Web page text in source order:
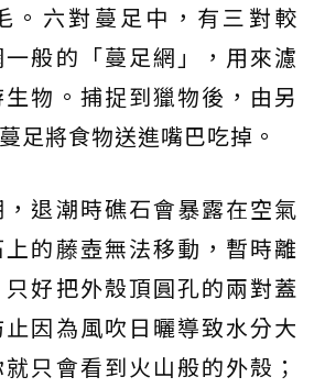
。六對蔓足中，有三對較
般的「蔓足網」，用來濾
物。捕捉到獵物後，由另
足將食物送進嘴巴吃掉。
退潮時礁石會暴露在空氣
的藤壺無法移動，暫時離
好把外殼頂圓孔的兩對蓋
因為風吹日曬導致水分大
只會看到火山般的外殼；